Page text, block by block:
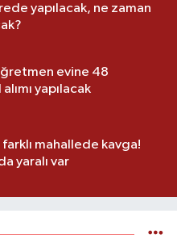
yapılacak, ne zaman
evine 48
yapılacak
farklı mahallede kavga!
yaralı var